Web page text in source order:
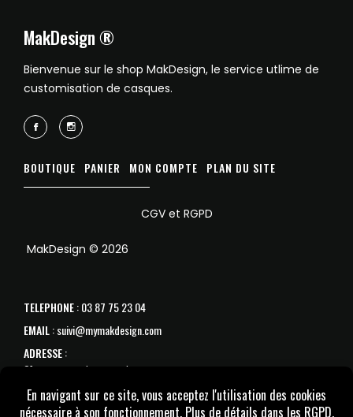
MakDesign ®
Bienvenue sur le shop MakDesign, le service utlime de
customisation de casques.
BOUTIQUE PANIER MON COMPTE PLAN DU SITE
CGV et RGPD
MakDesign © 2026
TELEPHONE: 03 87 75 23 04
EMAIL: suivi@mymakdesign.com
ADRESSE:
31 avenue de Strasbourg
57070 Metz
SAV :